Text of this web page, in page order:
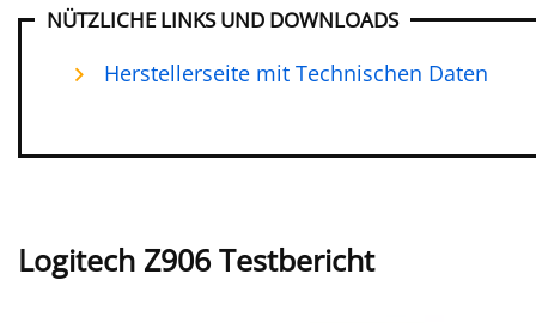
NÜTZLICHE LINKS UND DOWNLOADS
Herstellerseite mit Technischen Daten
Logitech Z906 Testbericht